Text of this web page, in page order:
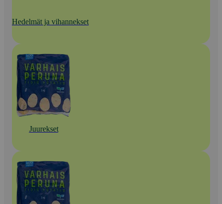
Hedelmät ja vihannekset
Juurekset